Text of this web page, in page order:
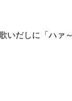
いだしに「ハァ